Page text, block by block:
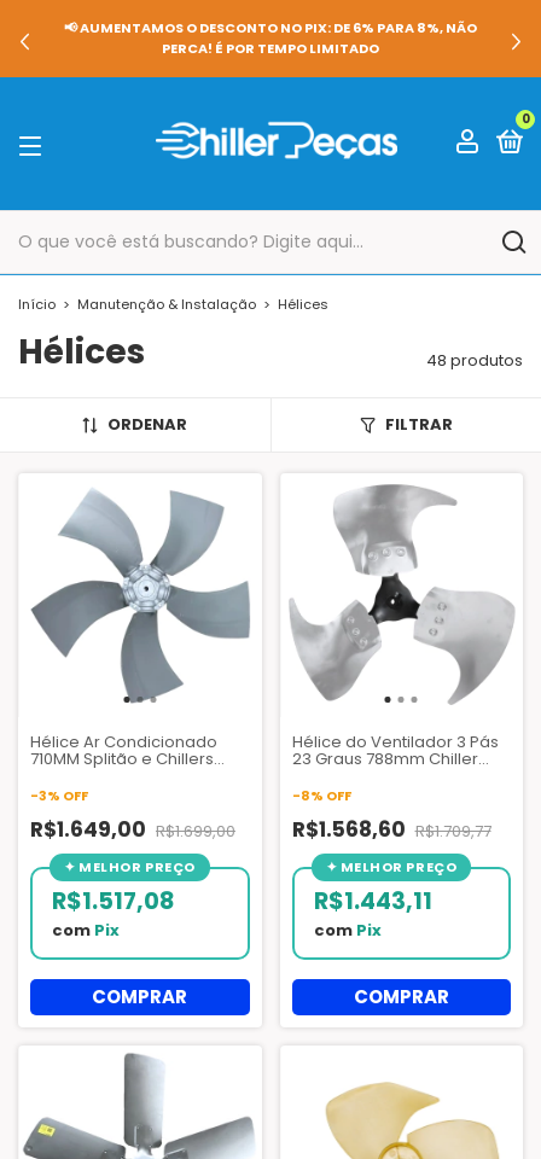
📢 AUMENTAMOS O DESCONTO NO PIX: DE 6% PARA 8%, NÃO
PERCA! É POR TEMPO LIMITADO
0
Início > Manutenção & Instalação > Hélices
Hélices 48 produtos
ORDENAR FILTRAR
Hélice Ar Condicionado
710MM Splitão e Chillers
Hitachi de 15TR A 25TR -
B6931B
-3% OFF
R$1.649,00 R$1.699,00
R$1.517,08
com Pix
Hélice do Ventilador 3 Pás
23 Graus 788mm Chiller
FAN04078
-8% OFF
R$1.568,60 R$1.709,77
R$1.443,11
com Pix